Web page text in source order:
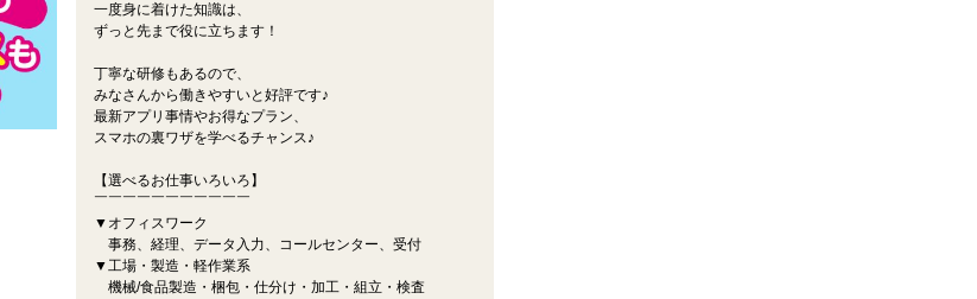
一度身に着けた知識は、
ずっと先まで役に立ちます！
丁寧な研修もあるので、
みなさんから働きやすいと好評です♪
最新アプリ事情やお得なプラン、
スマホの裏ワザを学べるチャンス♪
【選べるお仕事いろいろ】
￣￣￣￣￣￣￣￣￣￣￣
▼オフィスワーク
事務、経理、データ入力、コールセンター、受付
▼工場・製造・軽作業系
機械/食品製造・梱包・仕分け・加工・組立・検査